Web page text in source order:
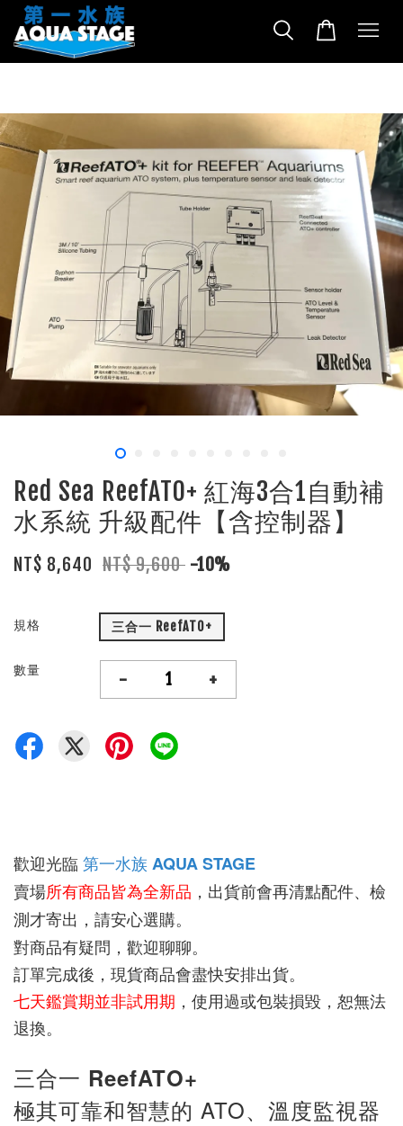
Red Sea ReefATO+ 紅海3合1自動補
水系統 升級配件【含控制器】
NT$ 8,640 NT$ 9,600 -10%
規格 三合一 ReefATO+
數量 - +
歡迎光臨 第一水族 AQUA STAGE
賣場所有商品皆為全新品 ，出貨前會再清點配件、檢
測才寄出，請安心選購。
對商品有疑問，歡迎聊聊。
訂單完成後，現貨商品會盡快安排出貨。
七天鑑賞期並非試用期 ，使用過或包裝損毀，恕無法
退換。
三合一 ReefATO+
極其可靠和智慧的 ATO、溫度監視器